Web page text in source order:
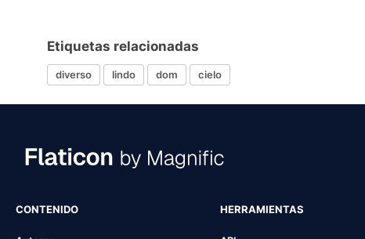
Etiquetas relacionadas
diverso lindo dom cielo
CONTENIDO HERRAMIENTAS